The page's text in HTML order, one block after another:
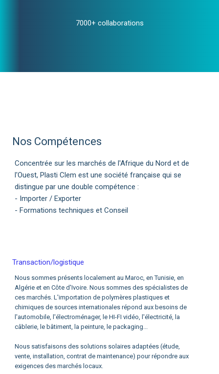
7000+ collaborations
Nos Compétences
Concentrée sur les marchés de l'Afrique du Nord et de
l'Ouest, Plasti Clem est une société française qui se
distingue par une double compétence :
- Importer / Exporter
- Formations techniques et Conseil
Transaction/logistique
Nous sommes présents localement au Maroc, en Tunisie, en
Algérie et en Côte d'Ivoire. Nous sommes des spécialistes de
ces marchés. L'importation de polymères plastiques et
chimiques de sources internationales répond aux besoins de
l'automobile, l'électroménager, le HI-FI vidéo, l'électricité, la
câblerie, le bâtiment, la peinture, le packaging...
Nous satisfaisons des solutions solaires adaptées (étude,
vente, installation, contrat de maintenance) pour répondre aux
exigences des marchés locaux.